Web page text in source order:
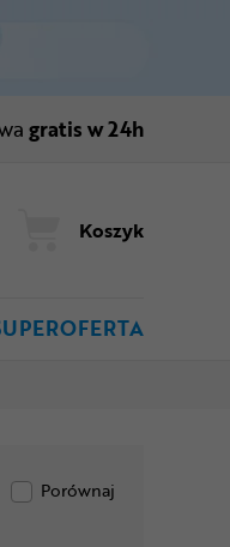
gratis w 24h
Koszyk
Porównaj